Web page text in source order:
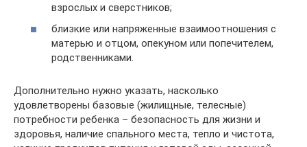
взрослых и сверстников;
близкие или напряженные взаимоотношения с
матерью и отцом, опекуном или попечителем,
родственниками.
Дополнительно нужно указать, насколько
удовлетворены базовые (жилищные, телесные)
потребности ребенка – безопасность для жизни и
здоровья, наличие спального места, тепло и чистота,